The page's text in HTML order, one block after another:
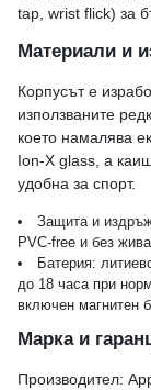
tap, wrist flick) за
Материали и
Корпусът е
използваните
което намалява
Ion‑X glass, а
удобна за спорт.
Защита и
PVC‑free и без
Батерия:
до 18 часа при
включен магнитен
Марка и
Производител: